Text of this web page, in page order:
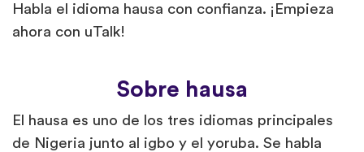
Habla el idioma hausa con confianza. ¡Empieza
ahora con uTalk!
Sobre hausa
El hausa es uno de los tres idiomas principales
de Nigeria junto al igbo y el yoruba. Se habla